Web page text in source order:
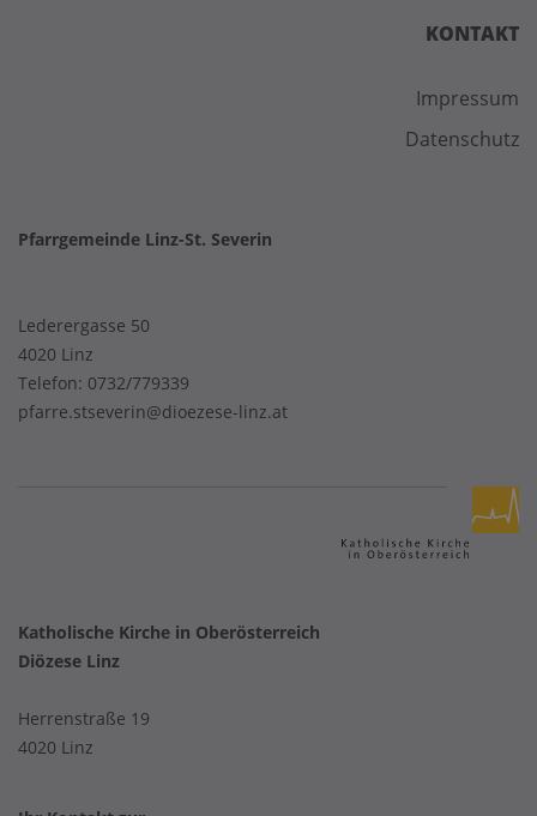
KONTAKT
Impressum
Datenschutz
Pfarrgemeinde Linz-St. Severin
Lederergasse 50
4020 Linz
Telefon: 0732/779339
pfarre.stseverin@dioezese-linz.at
Katholische Kirche in Oberösterreich
Diözese Linz
Herrenstraße 19
4020 Linz